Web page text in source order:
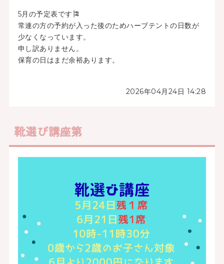
5月の予定表です🎏
常連の方の予約が入った後のためハーブテントの日数が
少なくなっています。
申し訳ありません。
保育の日はまだ余裕あります。
2026年04月24日 14:28
靴選び講座第